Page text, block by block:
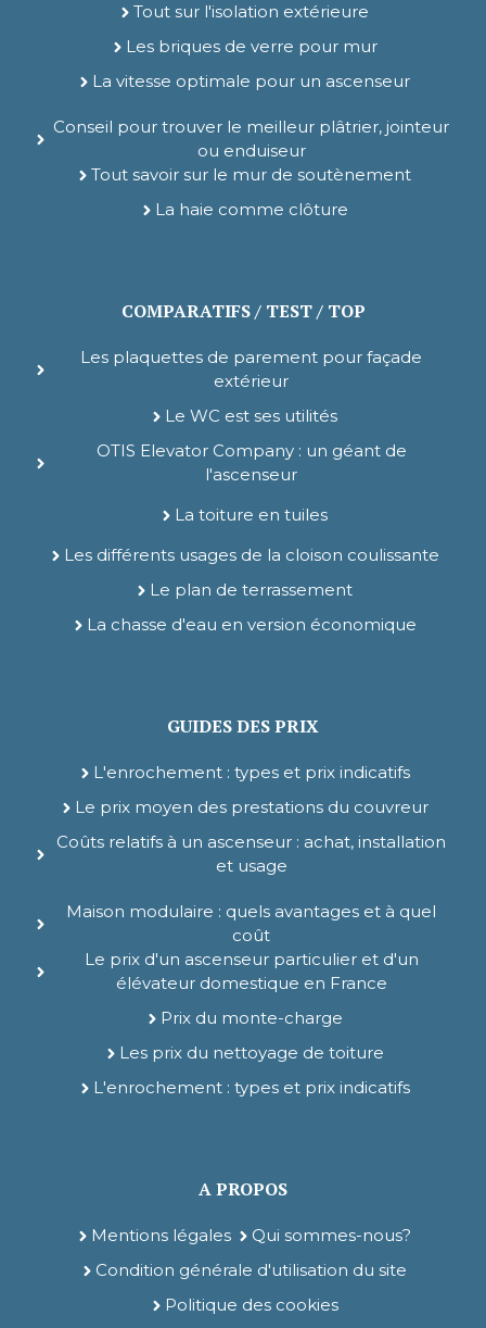
Tout sur l'isolation extérieure
Les briques de verre pour mur
La vitesse optimale pour un ascenseur
Conseil pour trouver le meilleur plâtrier, jointeur
ou enduiseur
Tout savoir sur le mur de soutènement
La haie comme clôture
COMPARATIFS / TEST / TOP
Les plaquettes de parement pour façade
extérieur
Le WC est ses utilités
OTIS Elevator Company : un géant de
l'ascenseur
La toiture en tuiles
Les différents usages de la cloison coulissante
Le plan de terrassement
La chasse d'eau en version économique
GUIDES DES PRIX
L'enrochement : types et prix indicatifs
Le prix moyen des prestations du couvreur
Coûts relatifs à un ascenseur : achat, installation
et usage
Maison modulaire : quels avantages et à quel
coût
Le prix d'un ascenseur particulier et d'un
élévateur domestique en France
Prix du monte-charge
Les prix du nettoyage de toiture
L'enrochement : types et prix indicatifs
A PROPOS
Mentions légales
Qui sommes-nous?
Condition générale d'utilisation du site
Politique des cookies